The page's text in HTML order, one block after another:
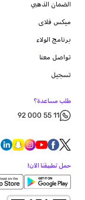
الضمان الذهبي
ميكس فلاى
برنامج الولاء
تواصل معنا
تسجيل
طلب مساعدة؟
92 000 55 11
حمل تطبيقنا الآن!